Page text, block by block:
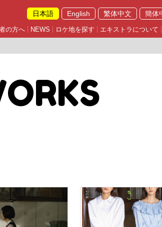
日本語 English 繁体中文 簡体
の方へ NEWS ロケ地を探す エキストラについて